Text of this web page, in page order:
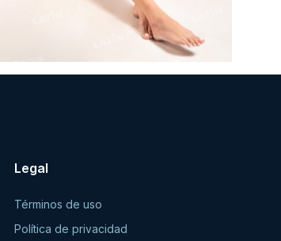
Legal
Términos de uso
Política de privacidad